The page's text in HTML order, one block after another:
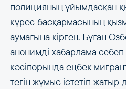
полицияның ұйымдасқан
күрес басқармасының
аумағына кірген. Бұған
анонимді хабарлама
кәсіпорында еңбек
тегін жұмыс істетіп жатыр